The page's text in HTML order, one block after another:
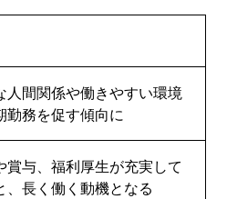
人間関係や働きやすい環境
勤務を促す傾向に
賞与、福利厚生が充実して
、長く働く動機となる